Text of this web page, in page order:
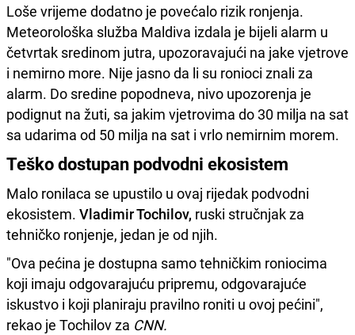
Loše vrijeme dodatno je povećalo rizik ronjenja.
Meteorološka služba Maldiva izdala je bijeli alarm u
četvrtak sredinom jutra, upozoravajući na jake vjetrove
i nemirno more. Nije jasno da li su ronioci znali za
alarm. Do sredine popodneva, nivo upozorenja je
podignut na žuti, sa jakim vjetrovima do 30 milja na sat
sa udarima od 50 milja na sat i vrlo nemirnim morem.
Teško dostupan podvodni ekosistem
Malo ronilaca se upustilo u ovaj rijedak podvodni
ekosistem. Vladimir Tochilov, ruski stručnjak za
tehničko ronjenje, jedan je od njih.
"Ova pećina je dostupna samo tehničkim roniocima
koji imaju odgovarajuću pripremu, odgovarajuće
iskustvo i koji planiraju pravilno roniti u ovoj pećini",
rekao je Tochilov za CNN.